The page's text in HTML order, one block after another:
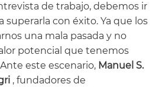
de trabajo, debemos ir
superarla con éxito. Ya que los
una mala pasada y no
potencial que tenemos
este escenario, Manuel S.
, fundadores de